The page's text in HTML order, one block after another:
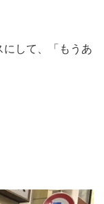
にして、「もうあ